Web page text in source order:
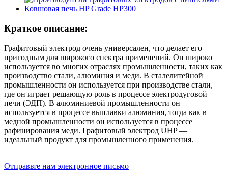
Краткое описание:
Графитовый электрод очень универсален, что делает его
пригодным для широкого спектра применений. Он широко
используется во многих отраслях промышленности, таких как
производство стали, алюминия и меди. В сталелитейной
промышленности он используется при производстве стали,
где он играет решающую роль в процессе электродуговой
печи (ЭДП). В алюминиевой промышленности он
используется в процессе выплавки алюминия, тогда как в
медной промышленности он используется в процессе
рафинирования меди. Графитовый электрод UHP —
идеальный продукт для промышленного применения.
Отправьте нам электронное письмо